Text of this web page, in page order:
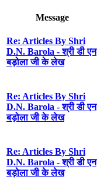
Message
Re: Articles By Shri
D.N. Barola - श्री डी एन
बड़ोला जी के लेख
Re: Articles By Shri
D.N. Barola - श्री डी एन
बड़ोला जी के लेख
Re: Articles By Shri
D.N. Barola - श्री डी एन
बड़ोला जी के लेख